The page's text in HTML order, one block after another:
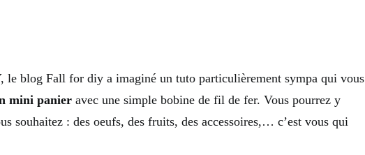
le blog Fall for diy a imaginé un tuto particulièrement sympa qui vous
mini panier avec une simple bobine de fil de fer. Vous pourrez y
souhaitez : des oeufs, des fruits, des accessoires,… c’est vous qui